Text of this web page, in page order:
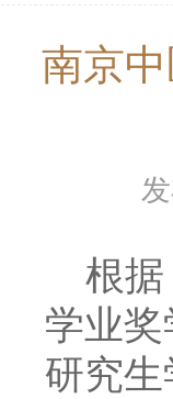
南京
根
学业
研究生